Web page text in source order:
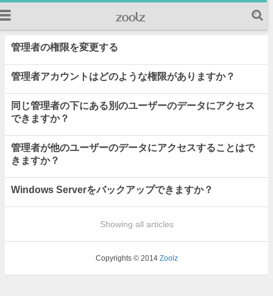
管理者の権限を変更する
管理者アカウントはどのような権限がありますか？
同じ管理者の下にある別のユーザーのデータにアクセス
できますか？
管理者が他のユーザーのデータにアクセスすることはで
きますか？
Windows Serverをバックアップできますか？
Showing all articles
Copyrights © 2014Zoolz